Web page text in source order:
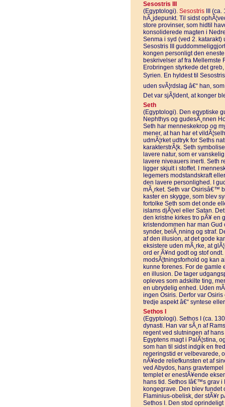
Sesostris III
(Egyptologi). Sesostris III
hÃ¸jdepunkt. Til sidst
store provinser, som hidtil
konsoliderede magten i
Senma i syd (ved 2. katarakt)
Sesostris III
kongen personligt den
beskrivelser af fra Mellemste
Erobringen styrkede det
Syrien. En hyldest til
uden svÃ¦rdslag â€“ han,
Det var sjÃ¦ldent, at konger
Seth
(Egyptologi). Den egyptiske
Nephthys og gudesÃ¸nnen
Seth har menneskekrop og
mener, at han har et
udmÃ¦rket udtryk for Seths
karakterstrÃ¦k. Seth
lavere natur, som er
lavere niveauers inerti. Seth
ligger skjult i stoffet. I
legemers modstandskraft
den lavere personlighed. I
mÃ¸rket. Seth var Osirisâ€™
kaster en skygge, som blev
fortolke Seth som det onde
islams djÃ¦vel eller Satan.
den kristne kirkes tro pÃ¥ en
kristendommen har man
synder, belÃ¸nning og straf.
af den illusion, at det gode
eksistere uden mÃ¸rke, at
ord er Ã¥nd godt og stof
modsÃ¦tningsforhold og kan
kunne forenes. For de gamle
en illusion. De tager
opleves som adskilte ting,
en ubrydelig enhed. Uden
ingen Osiris. Derfor var Osiris
tredje aspekt â€“ syntese
Sethos I
(Egyptologi). Sethos I (ca.
dynasti. Han var sÃ¸n af
regent ved slutningen af
Egyptens magt i PalÃ¦stina,
som han til sidst indgik en
regeringstid er velbevarede,
nÃ¥ede reliefkunsten et af
ved Abydos, hans
templet er enestÃ¥ende
hans tid. Sethos Iâ€™s grav i
kongegrave. Den blev fundet
Flaminius-obelisk, der stÃ¥r
Sethos I. Den stod